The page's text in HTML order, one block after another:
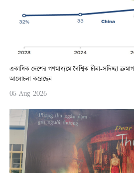
একাধিক দেশের গণমাধ্যমে বৈশ্বিক চীনা-সদিচ্ছা
আলোচনা করেছেন
05-Aug-2026